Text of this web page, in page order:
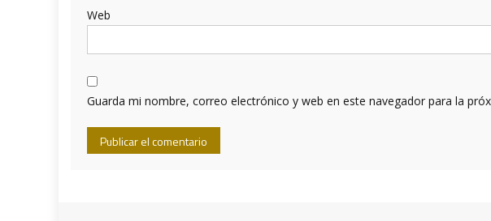
Web
Guarda mi nombre, correo electrónico y web en este navegador para la